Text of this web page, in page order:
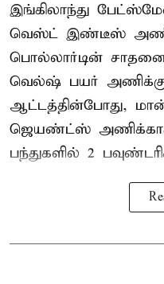
இங்கிலாந்து
வெஸ்ட் இண்டீஸ்
பொல்லார்டின்
வெல்ஷ் பயர் அணிக்கு
ஆட்டத்தின்போது,
ஜெயண்ட்ஸ் அணிக்காக
பந்துகளில் 2